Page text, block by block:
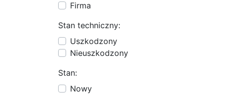
Firma
Stan techniczny:
Uszkodzony
Nieuszkodzony
Stan:
Nowy